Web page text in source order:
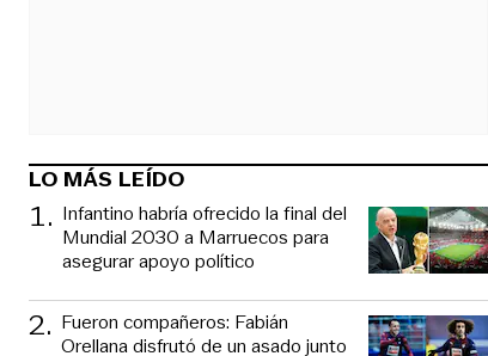
LO MÁS LEÍDO
1. Infantino habría ofrecido la final del
Mundial 2030 a Marruecos para
asegurar apoyo político
2. Fueron compañeros: Fabián
Orellana disfrutó de un asado junto